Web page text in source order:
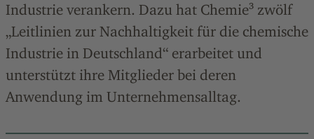
Industrie verankern. Dazu hat Chemie³ zwölf
„Leitlinien zur Nachhaltigkeit für die chemische
Industrie in Deutschland“ erarbeitet und
unterstützt ihre Mitglieder bei deren
Anwendung im Unternehmensalltag.